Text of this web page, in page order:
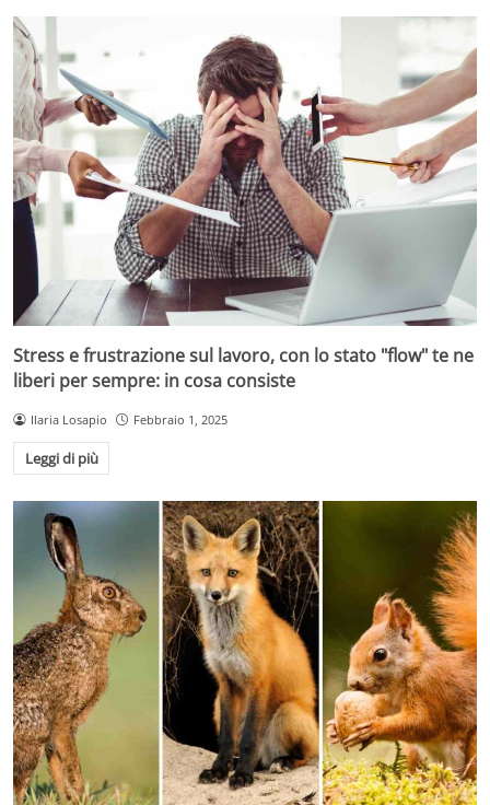
Stress e frustrazione sul lavoro, con lo stato "flow" te ne
liberi per sempre: in cosa consiste
Ilaria Losapio Febbraio 1, 2025
Leggi di più